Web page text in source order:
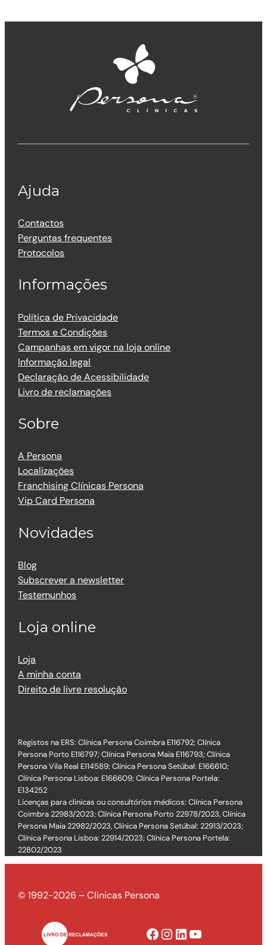
Ajuda
Contactos
Perguntas frequentes
Protocolos
Informações
Política de Privacidade
Termos e Condições
Campanhas em vigor na loja online
Informação legal
Declaração de Acessibilidade
Livro de reclamações
Sobre
A Persona
Localizações
Franchising Clínicas Persona
Vip Card Persona
Novidades
Blog
Subscrever a newsletter
Testemunhos
Loja online
Loja
A minha conta
Direito de livre resolução
Registos na ERS: Clínica Persona Coimbra E116792; Clínica
Persona Porto E116797; Clínica Persona Maia E116793; Clínica
Persona Vila Real E114589; Clínica Persona Setúbal: E166610;
Clínica Persona Lisboa: E166609; Clínica Persona Portela:
E134252
Licenças para clinicas ou consultórios médicos: Clínica Persona
Coimbra 22983/2023; Clínica Persona Porto 22978/2023, Clínica
Persona Maia 22982/2023, Clínica Persona Setúbal: 22913/2023;
Clínica Persona Lisboa: 22914/2023; Clínica Persona Portela:
22802/2023
© 1992-2026 – Clinicas Persona
Facebook Instagram LinkedIn YouTube